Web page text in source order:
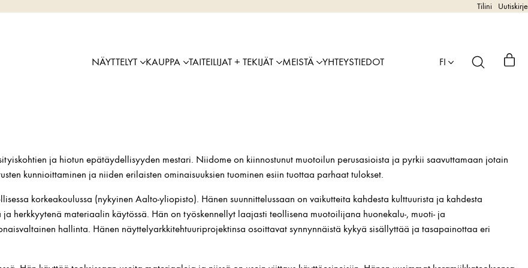
Tilini Uutiskirje
NÄYTTELYT KAUPPA TAITEILIJAT + TEKIJÄT MEISTÄ YHTEYSTIEDOT FI
ja hiotun epätäydellisyyden mestari. Niidome on kiinnostunut muotoilun perusasioista ja pyrkii saavuttamaan jotain
kunnioittaminen ja niiden erilaisten ominaisuuksien tuominen esiin tuottaa parhaat tulokset.
korkeakoulussa (nykyinen Aalto-yliopisto). Hänen suunnittelussaan on vaikutteita kahdesta kulttuurista ja kahdesta
herkkyytenä materiaalin käytössä. Hän on työskennellyt laajasti teollisena muotoilijana huonekalu-, muoti- ja
hallinta. Hänen näyttelyarkkitehtuuriprojektinsa osoittavat synnynnäistä kykyä sisällyttää ja tasapainottaa eri